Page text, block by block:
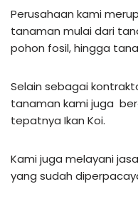
Perusahaan kami
tanaman mulai dari
pohon fosil, hingga
Selain sebagai
tanaman kami juga
tepatnya Ikan Koi.
Kami juga melayani
yang sudah